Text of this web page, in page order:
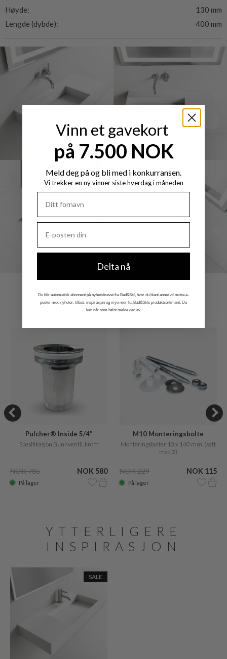
Høyde:
130 mm
Lengde (dybde):
400 mm
RELATERTE
PRODUKTER
Pulcher® Inside 5/4"
Spesifikasjon Bunnventil, krom
NOK 785 NOK 580
På lager
M10 Monteringsbolte
Monteringsbolter 10 x 140 mm. (sett
med 2)
NOK 229 NOK 115
På lager
YTTERLIGERE
INSPIRASJON
SALE
Vinn et gavekort
på 7.500 NOK
Meld deg på og bli med i konkurransen.
Vi trekker en ny vinner siste hverdag i måneden
Delta nå
Du blir automatisk abonnent på nyhetsbrevet fra Bad&Stil, hvor du blant annet vil motta e-
poster med nyheter, tilbud, inspirasjon og mye mer fra Bad&Stils produktsortiment. Du
kan når som helst melde deg av.